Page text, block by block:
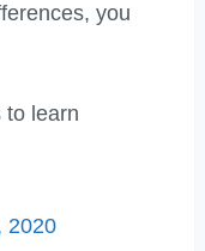
you
to learn
2020